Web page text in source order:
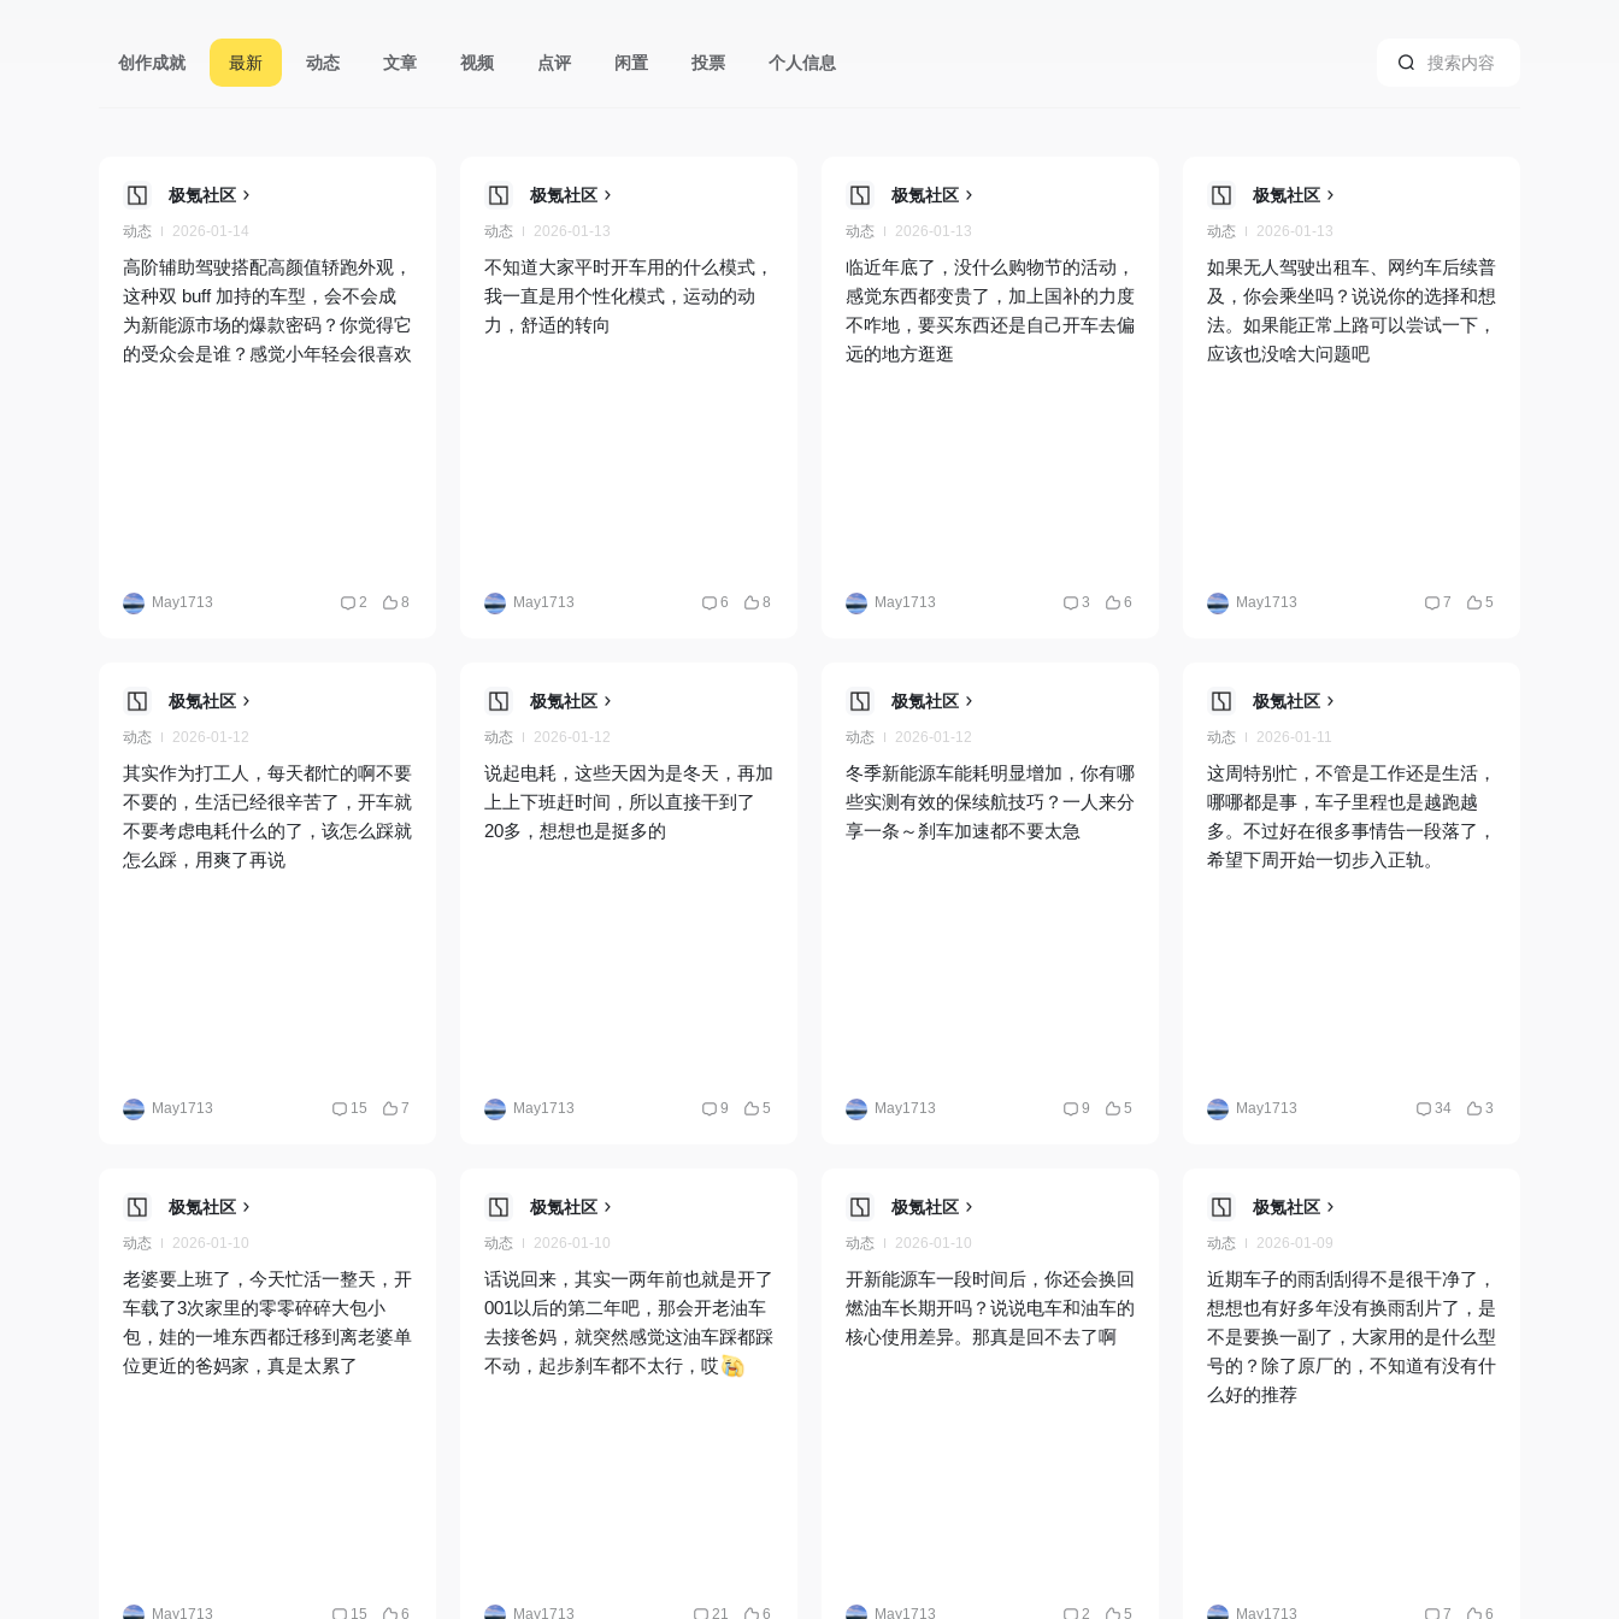
创作成就 最新 动态 文章 视频 点评 闲置 投票 个人信息
极氪社区
动态 2026-01-14
高阶辅助驾驶搭配高颜值轿跑外观，
这种双 buff 加持的车型，会不会成
为新能源市场的爆款密码？你觉得它
的受众会是谁？感觉小年轻会很喜欢
May1713 2 8
极氪社区
动态 2026-01-13
不知道大家平时开车用的什么模式，
我一直是用个性化模式，运动的动
力，舒适的转向
May1713 6 8
极氪社区
动态 2026-01-13
临近年底了，没什么购物节的活动，
感觉东西都变贵了，加上国补的力度
不咋地，要买东西还是自己开车去偏
远的地方逛逛
May1713 3 6
极氪社区
动态 2026-01-13
如果无人驾驶出租车、网约车后续普
及，你会乘坐吗？说说你的选择和想
法。如果能正常上路可以尝试一下，
应该也没啥大问题吧
May1713 7 5
极氪社区
动态 2026-01-12
其实作为打工人，每天都忙的啊不要
不要的，生活已经很辛苦了，开车就
不要考虑电耗什么的了，该怎么踩就
怎么踩，用爽了再说
May1713 15 7
极氪社区
动态 2026-01-12
说起电耗，这些天因为是冬天，再加
上上下班赶时间，所以直接干到了
20多，想想也是挺多的
May1713 9 5
极氪社区
动态 2026-01-12
冬季新能源车能耗明显增加，你有哪
些实测有效的保续航技巧？一人来分
享一条～刹车加速都不要太急
May1713 9 5
极氪社区
动态 2026-01-11
这周特别忙，不管是工作还是生活，
哪哪都是事，车子里程也是越跑越
多。不过好在很多事情告一段落了，
希望下周开始一切步入正轨。
May1713 34 3
极氪社区
动态 2026-01-10
老婆要上班了，今天忙活一整天，开
车载了3次家里的零零碎碎大包小
包，娃的一堆东西都迁移到离老婆单
位更近的爸妈家，真是太累了
May1713 15 6
极氪社区
动态 2026-01-10
话说回来，其实一两年前也就是开了
001以后的第二年吧，那会开老油车
去接爸妈，就突然感觉这油车踩都踩
不动，起步刹车都不太行，哎
May1713 21 6
极氪社区
动态 2026-01-10
开新能源车一段时间后，你还会换回
燃油车长期开吗？说说电车和油车的
核心使用差异。那真是回不去了啊
May1713 2 5
极氪社区
动态 2026-01-09
近期车子的雨刮刮得不是很干净了，
想想也有好多年没有换雨刮片了，是
不是要换一副了，大家用的是什么型
号的？除了原厂的，不知道有没有什
么好的推荐
May1713 7 6